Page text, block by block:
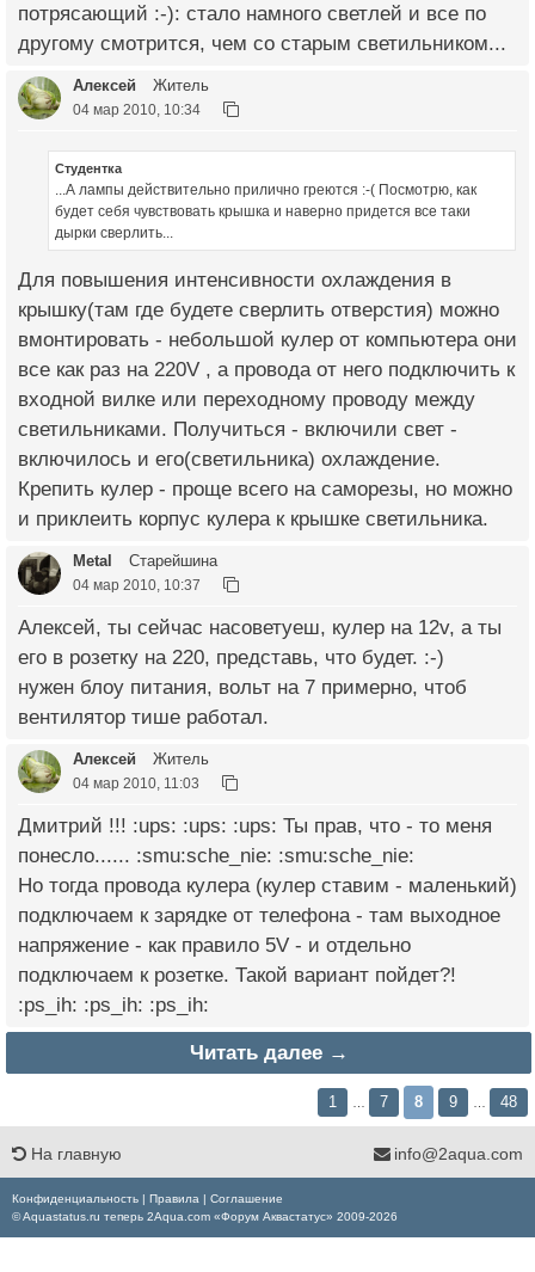
потрясающий :-): стало намного светлей и все по
другому смотрится, чем со старым светильником...
Алексей Житель
04 мар 2010, 10:34
Студентка
...А лампы действительно прилично греются :-( Посмотрю, как
будет себя чувствовать крышка и наверно придется все таки
дырки сверлить...
Для повышения интенсивности охлаждения в
крышку(там где будете сверлить отверстия) можно
вмонтировать - небольшой кулер от компьютера они
все как раз на 220V , а провода от него подключить к
входной вилке или переходному проводу между
светильниками. Получиться - включили свет -
включилось и его(светильника) охлаждение.
Крепить кулер - проще всего на саморезы, но можно
и приклеить корпус кулера к крышке светильника.
Metal Старейшина
04 мар 2010, 10:37
Алексей, ты сейчас насоветуеш, кулер на 12v, а ты
его в розетку на 220, представь, что будет. :-)
нужен блоу питания, вольт на 7 примерно, чтоб
вентилятор тише работал.
Алексей Житель
04 мар 2010, 11:03
Дмитрий !!! :ups: :ups: :ups: Ты прав, что - то меня
понесло...... :smu:sche_nie: :smu:sche_nie:
Но тогда провода кулера (кулер ставим - маленький)
подключаем к зарядке от телефона - там выходное
напряжение - как правило 5V - и отдельно
подключаем к розетке. Такой вариант пойдет?!
:ps_ih: :ps_ih: :ps_ih:
Читать далее →
1 7 8 9 48
На главную info@2aqua.com
Конфиденциальность | Правила | Соглашение
© Aquastatus.ru теперь 2Aqua.com «Форум Аквастатус» 2009-2026